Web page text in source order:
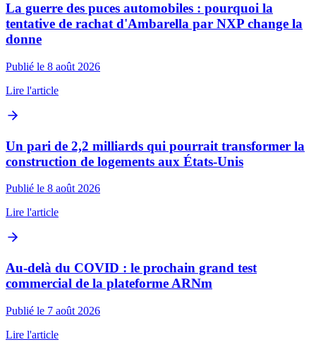
La guerre des puces automobiles : pourquoi la
tentative de rachat d'Ambarella par NXP change la
donne
Publié le 8 août 2026
Lire l'article
Un pari de 2,2 milliards qui pourrait transformer la
construction de logements aux États-Unis
Publié le 8 août 2026
Lire l'article
Au-delà du COVID : le prochain grand test
commercial de la plateforme ARNm
Publié le 7 août 2026
Lire l'article